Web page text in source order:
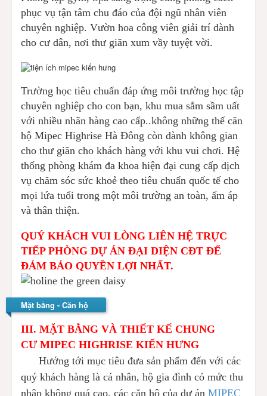
phục vụ tận tâm chu đáo của đội ngũ nhân viên
chuyên nghiệp. Vườn hoa công viên giải trí dành
cho cư dân, nơi thư giãn xum vầy tuyệt vời.
Trường học tiêu chuẩn đáp ứng môi trường học tập
chuyên nghiệp cho con bạn, khu mua sắm sầm uất
với nhiều nhãn hàng cao cấp..không những thế căn
hộ Mipec Highrise Hà Đông còn dành không gian
cho thư giãn cho khách hàng với khu vui chơi. Hệ
thống phòng khám đa khoa hiện đại cung cấp dịch
vụ chăm sóc sức khoẻ theo tiêu chuẩn quốc tế cho
mọi lứa tuổi trong một môi trường an toàn, ấm áp
và thân thiện.
QUÝ KHÁCH VUI LÒNG LIÊN HỆ TRỰC
TIẾP PHÒNG DỰ ÁN ĐẠI DIỆN CĐT ĐỂ
ĐẢM BẢO QUYỀN LỢI NHẤT.
Mặt bằng - Căn hộ
III. MẶT BẰNG VÀ THIẾT KẾ CHUNG
CƯMIPEC HIGHRISE KIẾN HƯNG
Hướng tới mục tiêu đưa sản phẩm đến với các
quý khách hàng là cá nhân, hộ gia đình có mức thu
nhập không quá cao, các căn hộ của dự ánMIPEC